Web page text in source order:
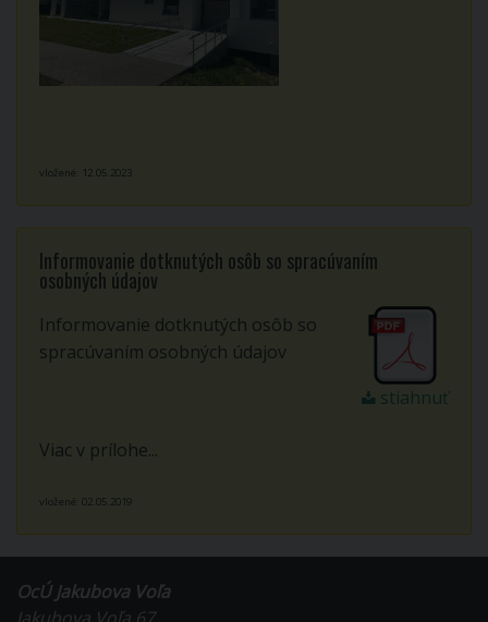
vložené: 12.05.2023
Informovanie dotknutých osôb so spracúvaním
osobných údajov
stiahnuť
Informovanie dotknutých osôb so
spracúvaním osobných údajov
Viac v prílohe...
vložené: 02.05.2019
OcÚ Jakubova Voľa